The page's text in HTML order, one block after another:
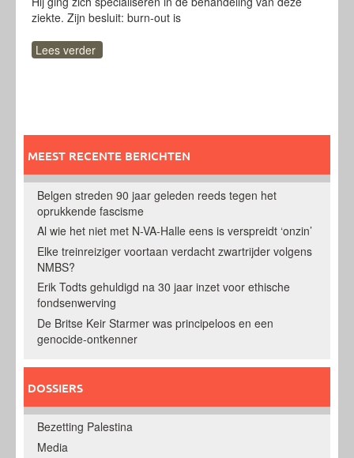
ziekte. Zijn besluit: burn-out is
Lees verder
MEEST RECENTE BERICHTEN
Belgen streden 90 jaar geleden reeds tegen het
oprukkende fascisme
Al wie het niet met N-VA-Halle eens is verspreidt ‘onzin’
Elke treinreiziger voortaan verdacht zwartrijder volgens
NMBS?
Erik Todts gehuldigd na 30 jaar inzet voor ethische
fondsenwerving
De Britse Keir Starmer was principeloos en een
genocide-ontkenner
DOSSIERS
Bezetting Palestina
Media